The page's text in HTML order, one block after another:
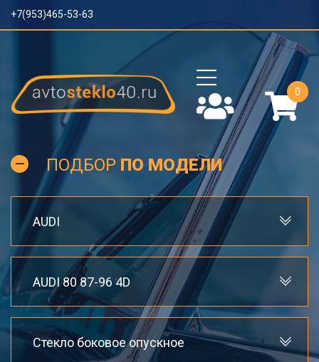
+7(953)465-53-63
0
ПОДБОР ПО МОДЕЛИ
AUDI
AUDI 80 87-96 4D
Стекло боковое опускное